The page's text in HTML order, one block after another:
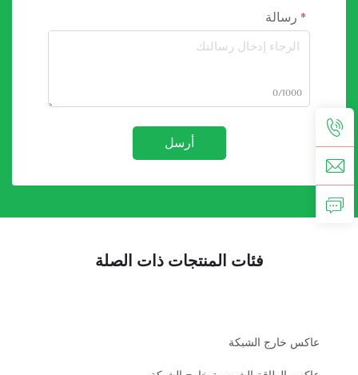
رسالة
0/1000
أرسل
فئات المنتجات ذات الصلة
عاكس خارج الشبكة